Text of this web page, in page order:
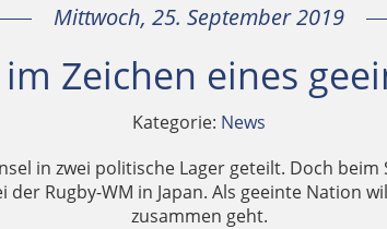
Mittwoch, 25. September 2019
im Zeichen eines
Kategorie: News
in zwei politische Lager geteilt. Doch
Rugby-WM in Japan. Als geeinte Nation
zusammen geht.